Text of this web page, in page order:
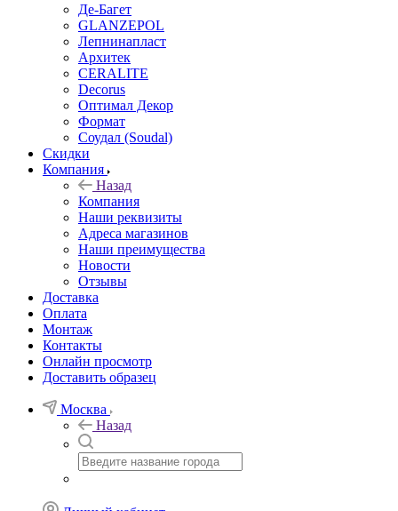
Де-Багет
GLANZEPOL
Лепнинапласт
Архитек
CERALITE
Decorus
Оптимал Декор
Формат
Соудал (Soudal)
Скидки
Компания
Назад
Компания
Наши реквизиты
Адреса магазинов
Наши преимущества
Новости
Отзывы
Доставка
Оплата
Монтаж
Контакты
Онлайн просмотр
Доставить образец
Москва
Назад